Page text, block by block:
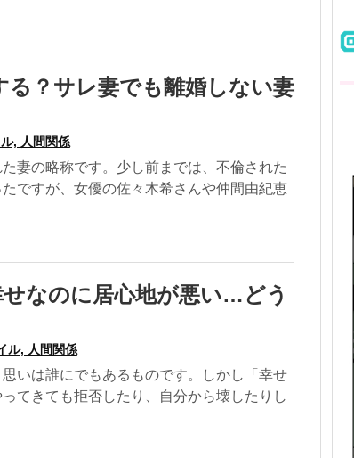
る？サレ妻でも離婚しない妻
, 人間関係
妻の略称です。少し前までは、不倫された
ですが、女優の佐々木希さんや仲間由紀恵
せなのに居心地が悪い…どう
ル, 人間関係
思いは誰にでもあるものです。しかし「幸せ
てきても拒否したり、自分から壊したりし